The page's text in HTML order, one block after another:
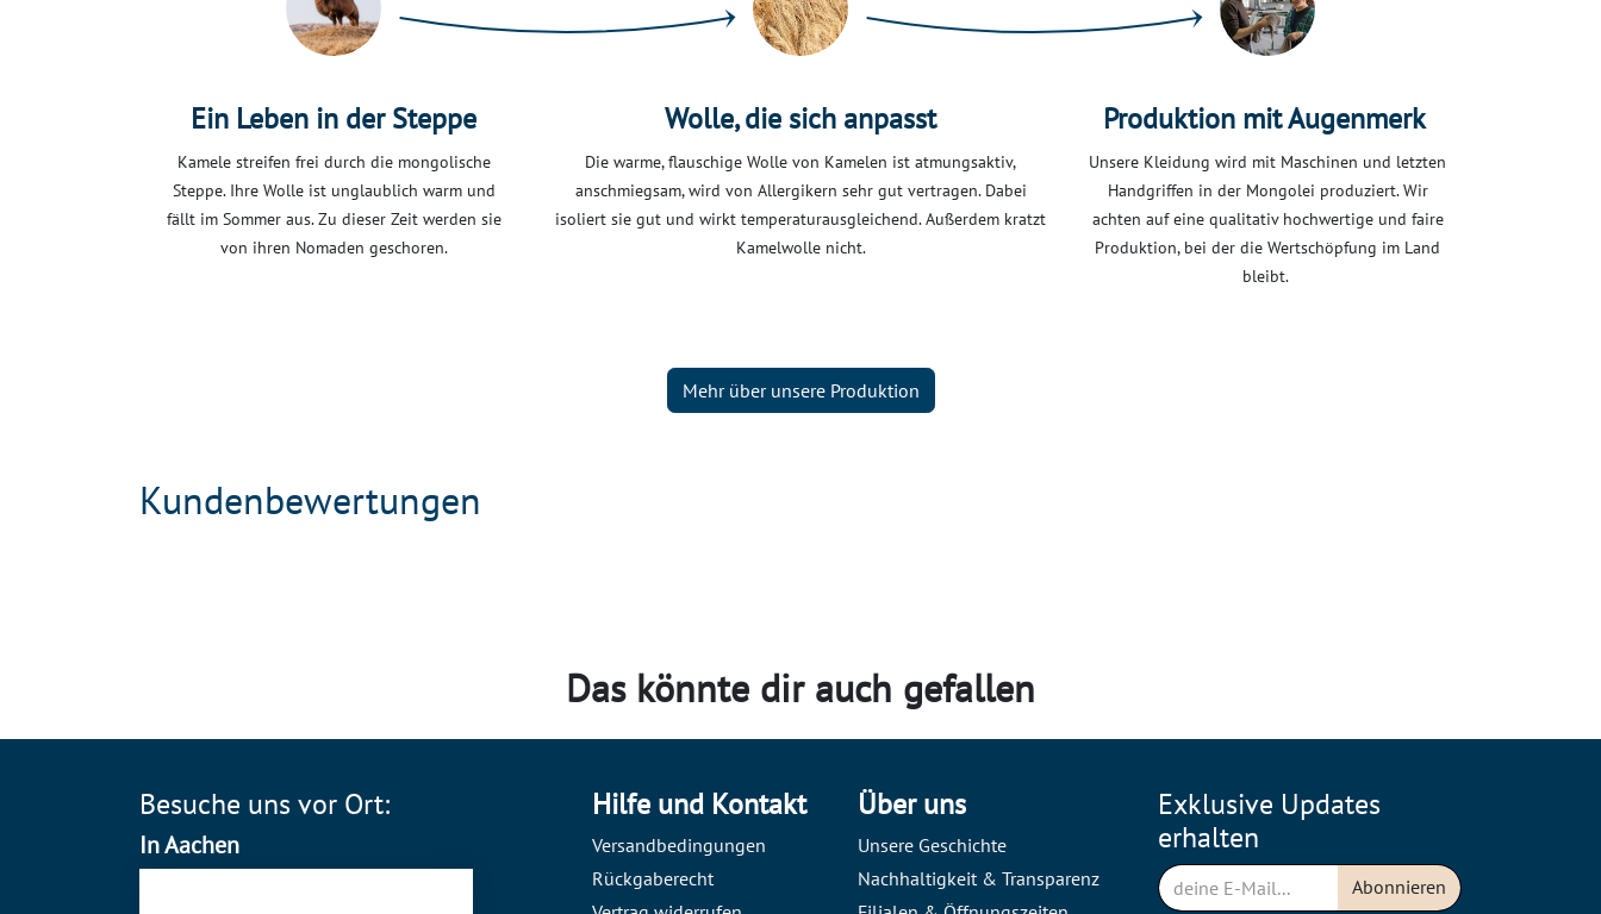
Ein Leben in der Steppe
Kamele streifen frei durch die mongolische
Steppe. Ihre Wolle ist unglaublich warm und
fällt im Sommer aus. Zu dieser Zeit werden sie
von ihren Nomaden geschoren.
Wolle, die sich anpasst
Die warme, flauschige Wolle von Kamelen ist atmungsaktiv,
anschmiegsam, wird von Allergikern sehr gut vertragen. Dabei
isoliert sie gut und wirkt temperaturausgleichend. Außerdem kratzt
Kamelwolle nicht.
Produktion mit Augenmerk
Unsere Kleidung wird mit Maschinen und letzten
Handgriffen in der Mongolei produziert. Wir
achten auf eine qualitativ hochwertige und faire
Produktion, bei der die Wertschöpfung im Land
bleibt.
Mehr über unsere Produktion
Kundenbewertungen
Das könnte dir auch gefallen
Besuche uns vor Ort:
In Aachen
Hilfe und Kontakt
Versandbedingungen
Rückgaberecht
Über uns
Unsere Geschichte
Nachhaltigkeit & Transparenz
Exklusive Updates
erhalten
Abonnieren